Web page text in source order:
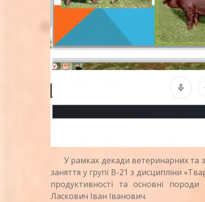
У рамках декади ветеринарних та
заняття у групі В-21 з дисципліни
продуктивності та основні
Ласкович Іван Іванович.